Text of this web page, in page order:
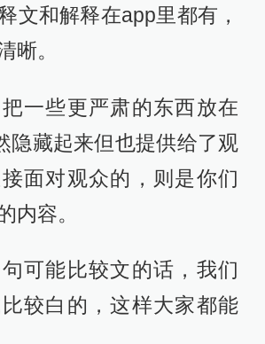
文和解释在app里都有，
晰。
把一些更严肃的东西放在
隐藏起来但也提供给了观
面对观众的，则是你们
内容。
可能比较文的话，我们
较白的，这样大家都能